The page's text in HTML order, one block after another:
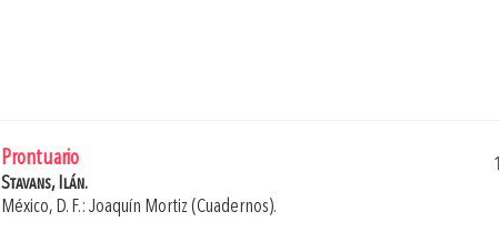
Prontuario
Stavans, Ilán.
México, D. F.: Joaquín Mortiz (Cuadernos).